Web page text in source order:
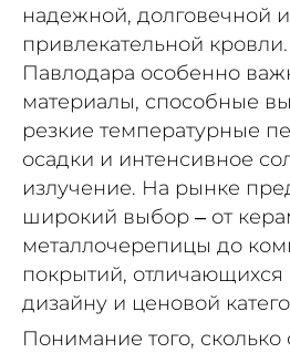
надежной, долговечной и
привлекательной
Павлодара особенно
материалы, способные
резкие температурные
осадки и интенсивное
излучение. На рынке
широкий выбор – от
металлочерепицы до
покрытий, отличающихся
дизайну и ценовой
Понимание того, сколько